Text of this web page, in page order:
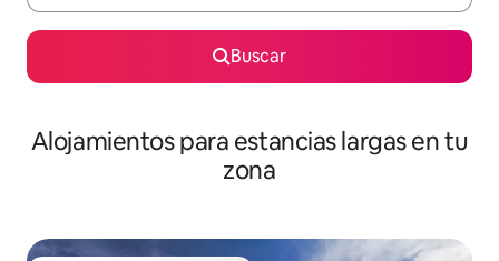
Buscar
Alojamientos para estancias largas en tu
zona